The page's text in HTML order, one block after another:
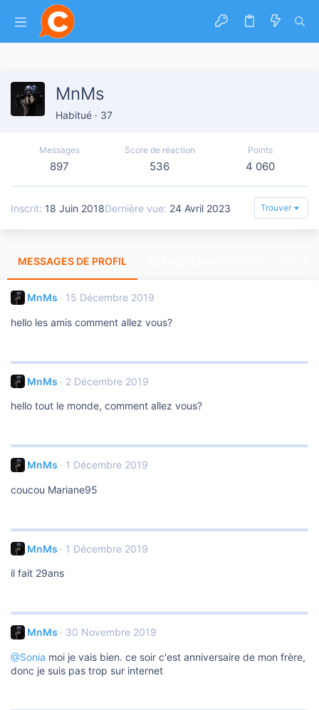
MnMs
Habitué · 37
Messages
897
Score de réaction
536
Points
4 060
Inscrit 18 Juin 2018Dernière vue 24 Avril 2023 Trouver
MESSAGES DE PROFIL
MnMs 15 Décembre 2019
hello les amis comment allez vous?
MnMs 2 Décembre 2019
hello tout le monde, comment allez vous?
MnMs 1 Décembre 2019
coucou Mariane95
MnMs 1 Décembre 2019
il fait 29ans
MnMs 30 Novembre 2019
@Sonia moi je vais bien. ce soir c'est anniversaire de mon frère,
donc je suis pas trop sur internet